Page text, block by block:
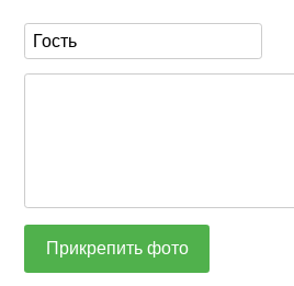
Прикрепить фото